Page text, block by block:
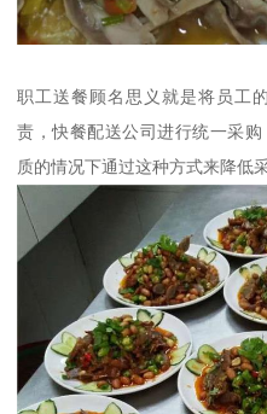
职工送餐顾名思义就是将员工
责，快餐配送公司进行统一采
质的情况下通过这种方式来降低